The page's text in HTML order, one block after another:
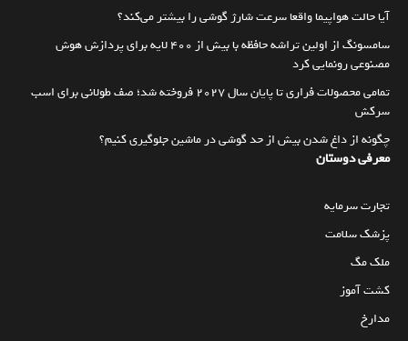
آیا حالت هواپیما واقعا سرعت شارژ گوشی را بیشتر می‌کند؟
سامسونگ از اولین تراشه حافظه با بیش از ۴۰۰ لایه برای پردازش هوش
مصنوعی رونمایی کرد
تمامی محصولات فراری تا پایان سال ۲۰۲۷ فروخته شد؛ صف طولانی برای اسب
سرکش
چگونه از داغ شدن بیش از حد گوشی در ماشین جلوگیری کنیم؟
معرفی دوستان
تجارت سرمایه
پزشک سلامت
ملک مگ
کشت آموز
مدارخ